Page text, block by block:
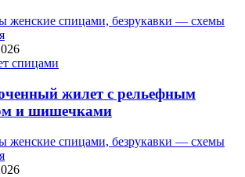
женские спицами, безрукавки — схемы
жилет с рельефным
и шишечками
женские спицами, безрукавки — схемы